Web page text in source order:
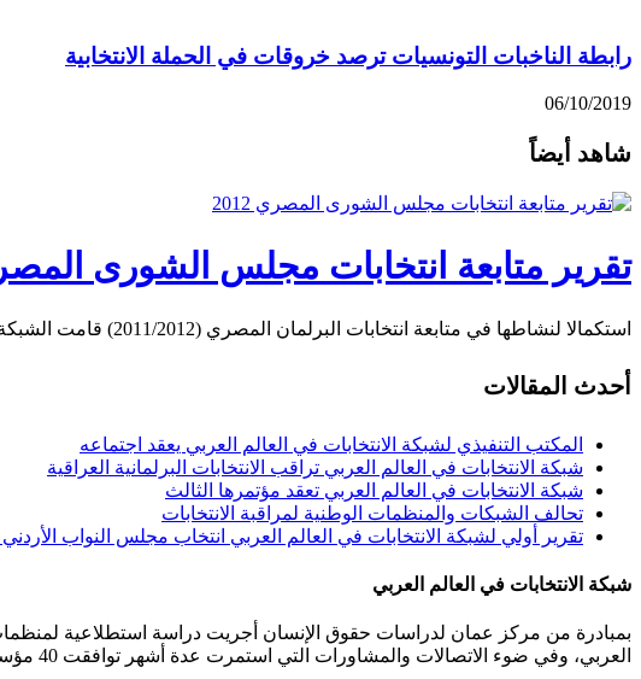
رابطة الناخبات التونسيات ترصد خروقات في الحملة الانتخابية
06/10/2019
شاهد أيضاً
تقرير متابعة انتخابات مجلس الشورى المصري
استكمالا لنشاطها في متابعة انتخابات البرلمان المصري (2011/2012) قامت الشبكة بمتابعة انتخابات مجلس الشورى التي …
أحدث المقالات
المكتب التنفيذي لشبكة الانتخابات في العالم العربي يعقد اجتماعه
شبكة الانتخابات في العالم العربي تراقب الانتخابات البرلمانية العراقية
شبكة الانتخابات في العالم العربي تعقد مؤتمرها الثالث
تحالف الشبكات والمنظمات الوطنية لمراقبة الانتخابات
تقرير أولي لشبكة الانتخابات في العالم العربي انتخاب مجلس النواب الأردني –
شبكة الانتخابات في العالم العربي
بمبادرة من مركز عمان لدراسات حقوق الإنسان أجريت دراسة استطلاعية لمنظمات
العربي، وفي ضوء الاتصالات والمشاورات التي استمرت عدة أشهر توافقت 40 مؤسسة من مختلف المنظمات المعنية بالانتخابات من 11 دولة عربية على تأسيس هذه الشبكة.عمان في 11/6/2006